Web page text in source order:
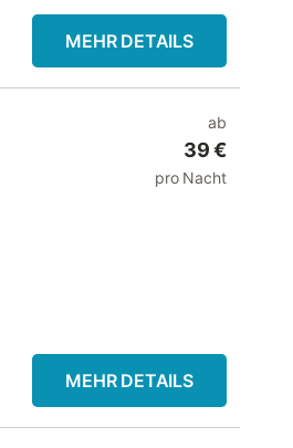
MEHR DETAILS
ab
39 €
pro Nacht
MEHR DETAILS